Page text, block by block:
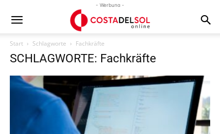
- Werbung -
Start Schlagworte Fachkräfte
SCHLAGWORTE: Fachkräfte